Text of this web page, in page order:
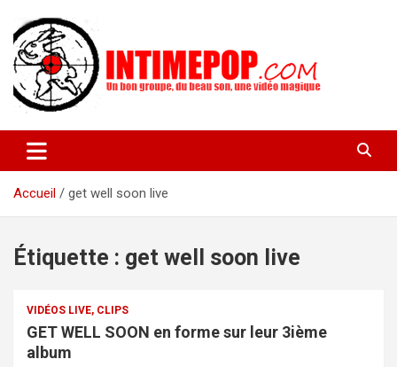
contenu
intimepop.com
actuelles pop rock, post-rock, indé sur Lyon. rock pop concert
lyon
Accueil
get well soon live
Étiquette : get well soon live
VIDÉOS LIVE, CLIPS
GET WELL SOON en forme sur leur 3ième
album